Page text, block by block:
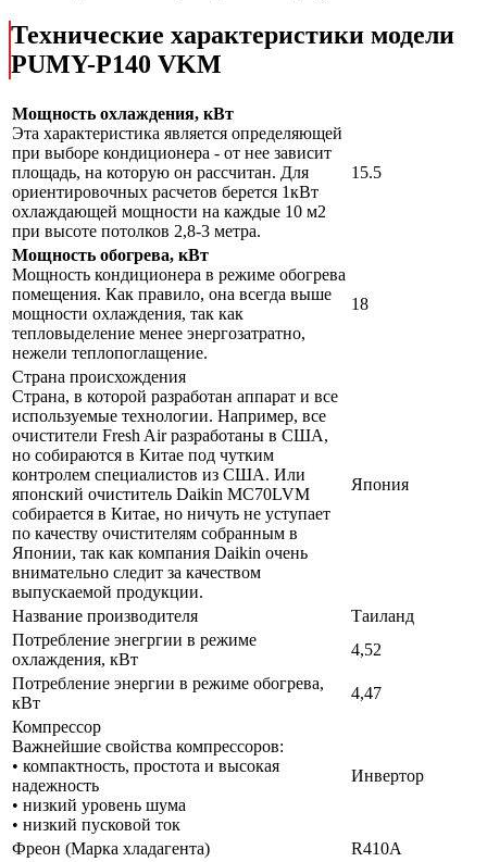
Технические характеристики модели
PUMY-P140 VKM
Мощность охлаждения, кВт
Эта характеристика является определяющей
при выборе кондиционера - от нее зависит
площадь, на которую он рассчитан. Для
ориентировочных расчетов берется 1кВт
охлаждающей мощности на каждые 10 м2
при высоте потолков 2,8-3 метра.
15.5
Мощность обогрева, кВт
Мощность кондиционера в режиме обогрева
помещения. Как правило, она всегда выше
мощности охлаждения, так как
тепловыделение менее энергозатратно,
нежели теплопоглащение.
18
Страна происхождения
Страна, в которой разработан аппарат и все
используемые технологии. Например, все
очистители Fresh Air разработаны в США,
но собираются в Китае под чутким
контролем специалистов из США. Или
японский очиститель Daikin MC70LVM
собирается в Китае, но ничуть не уступает
по качеству очистителям собранным в
Японии, так как компания Daikin очень
внимательно следит за качеством
выпускаемой продукции.
Япония
Название производителя
Таиланд
Потребление энегргии в режиме
охлаждения, кВт
4,52
Потребление энергии в режиме обогрева,
кВт
4,47
Компрессор
Важнейшие свойства компрессоров:
• компактность, простота и высокая
надежность
• низкий уровень шума
• низкий пусковой ток
Инвертор
Фреон (Марка хладагента)
R410A